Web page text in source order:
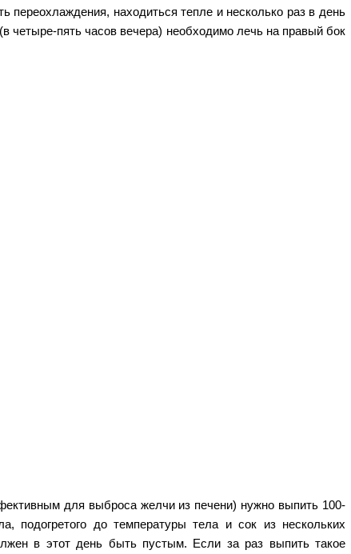
переохлаждения, находиться тепле и несколько раз в день
четыре-пять часов вечера) необходимо лечь на правый бок
для выброса желчи из печени) нужно выпить 100-
подогретого до температуры тела и сок из нескольких
в этот день быть пустым. Если за раз выпить такое